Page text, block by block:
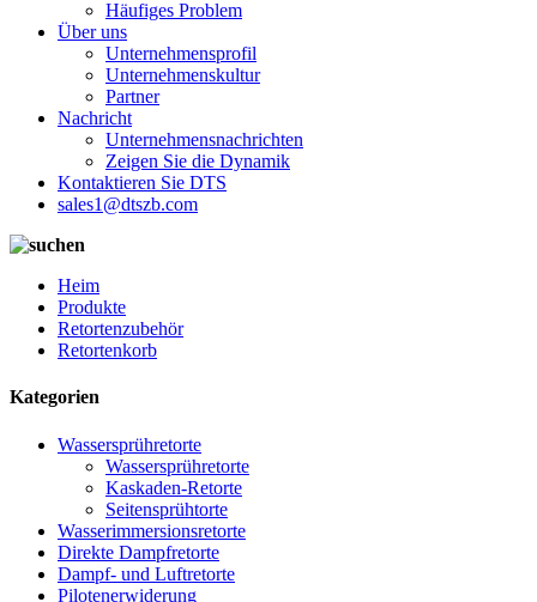
Häufiges Problem
Über uns
Unternehmensprofil
Unternehmenskultur
Partner
Nachricht
Unternehmensnachrichten
Zeigen Sie die Dynamik
Kontaktieren Sie DTS
sales1@dtszb.com
Heim
Produkte
Retortenzubehör
Retortenkorb
Kategorien
Wassersprühretorte
Wassersprühretorte
Kaskaden-Retorte
Seitensprühtorte
Wasserimmersionsretorte
Direkte Dampfretorte
Dampf- und Luftretorte
Pilotenerwiderung